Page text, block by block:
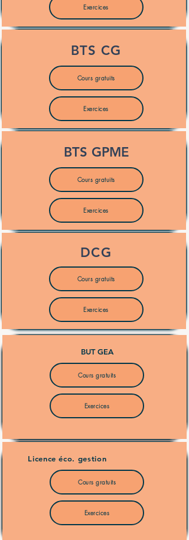
Exercices
BTS CG
Cours gratuits
Exercices
BTS GPME
Cours gratuits
Exercices
DCG
Cours gratuits
Exercices
BUT GEA
Cours gratuits
Exercices
Licence éco. gestion
Cours gratuits
Exercices